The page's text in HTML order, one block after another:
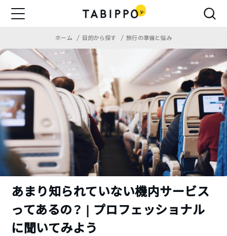
ホーム 目的から探す 旅行の準備と悩み
あまり知られていない機内サービス
ってあるの？ | プロフェッショナル
に聞いてみよう